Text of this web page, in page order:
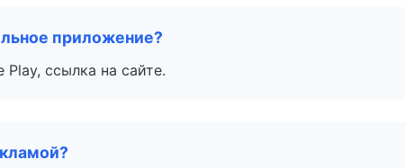
приложение?
ссылка на сайте.